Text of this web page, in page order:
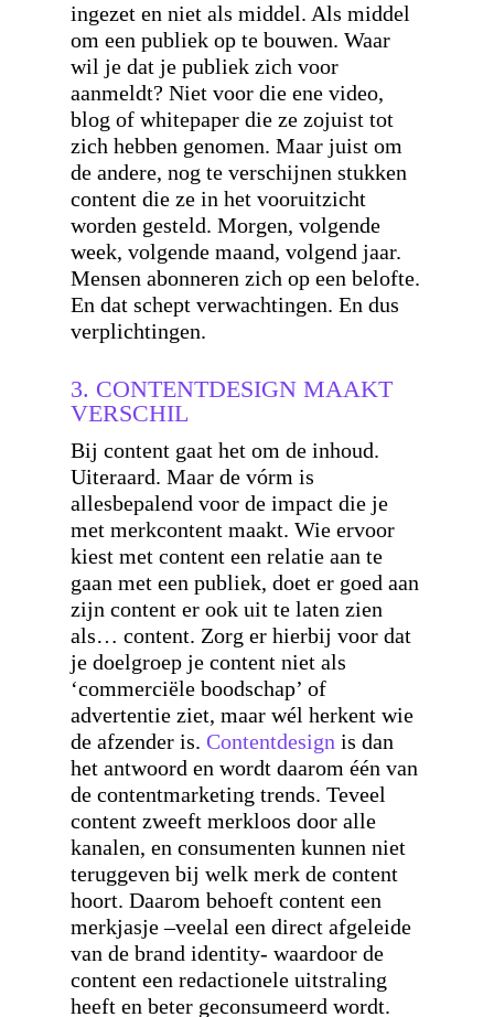
ingezet en niet als middel. Als middel
om een publiek op te bouwen. Waar
wil je dat je publiek zich voor
aanmeldt? Niet voor die ene video,
blog of whitepaper die ze zojuist tot
zich hebben genomen. Maar juist om
de andere, nog te verschijnen stukken
content die ze in het vooruitzicht
worden gesteld. Morgen, volgende
week, volgende maand, volgend jaar.
Mensen abonneren zich op een belofte.
En dat schept verwachtingen. En dus
verplichtingen.
3. CONTENTDESIGN MAAKT
VERSCHIL
Bij content gaat het om de inhoud.
Uiteraard. Maar de vórm is
allesbepalend voor de impact die je
met merkcontent maakt. Wie ervoor
kiest met content een relatie aan te
gaan met een publiek, doet er goed aan
zijn content er ook uit te laten zien
als… content. Zorg er hierbij voor dat
je doelgroep je content niet als
‘commerciële boodschap’ of
advertentie ziet, maar wél herkent wie
de afzender is. Contentdesign is dan
het antwoord en wordt daarom één van
de contentmarketing trends. Teveel
content zweeft merkloos door alle
kanalen, en consumenten kunnen niet
teruggeven bij welk merk de content
hoort. Daarom behoeft content een
merkjasje –veelal een direct afgeleide
van de brand identity- waardoor de
content een redactionele uitstraling
heeft en beter geconsumeerd wordt.